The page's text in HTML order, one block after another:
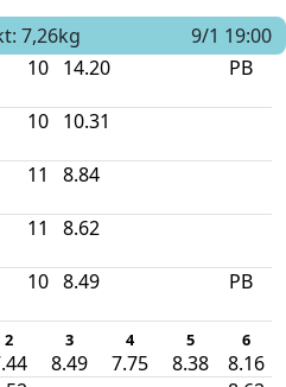
7,26kg
9/1 19:00
10 14.20 PB
10 10.31
11 8.84
11 8.62
10 8.49 PB
2 3 4 5 6
8.49 7.75 8.38
8.16